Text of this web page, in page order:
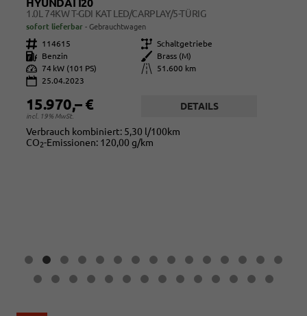
1.0L 74KW T-GDI KAT LED/CARPLAY/5-TÜRIG
sofort lieferbar Gebrauchtwagen
Fahrzeugnr. 114615 Getriebe Schaltgetriebe
Kraftstoff
Benzin Außenfarbe
Brass (M)
Leistung 74 kW (101 PS) Kilometerstand
51.600 km
25.04.2023
15.970,– €
incl. 19% MwSt.
DETAILS
Verbrauch kombiniert: 5,30 l/100km
CO2-Emissionen: 120,00 g/km